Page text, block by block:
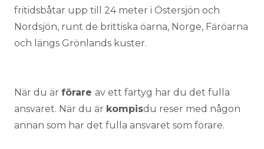
fritidsbåtar upp till 24 meter i Östersjön och
Nordsjön, runt de brittiska öarna, Norge, Färöarna
och längs Grönlands kuster.
När du är förare av ett fartyg har du det fulla
ansvaret. När du är kompisdu reser med någon
annan som har det fulla ansvaret som förare.